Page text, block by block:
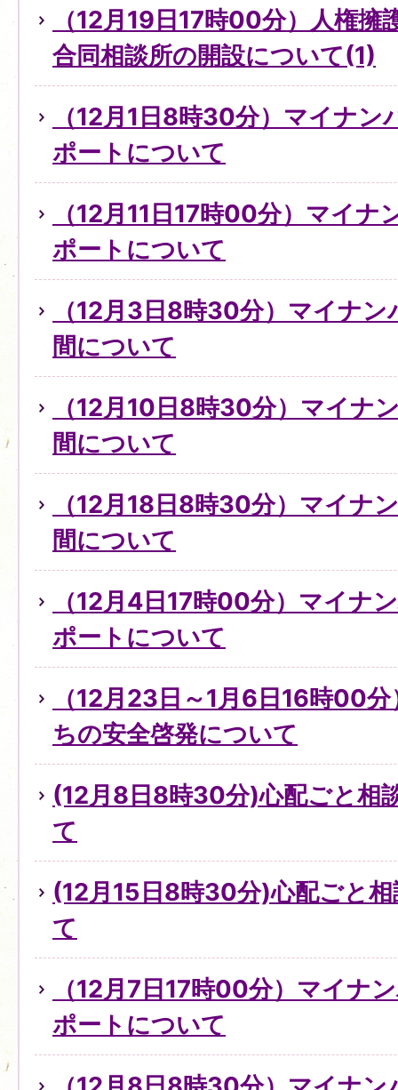
（12月19日17時00分）人権擁
合同相談所の開設について(1)
（12月1日8時30分）マイナン
ポートについて
（12月11日17時00分）マイ
ポートについて
（12月3日8時30分）マイナ
間について
（12月10日8時30分）マイナ
間について
（12月18日8時30分）マイナ
間について
（12月4日17時00分）マイナ
ポートについて
（12月23日～1月6日16時00
ちの安全啓発について
(12月8日8時30分)心配ごと相
て
(12月15日8時30分)心配ごと
て
（12月7日17時00分）マイナ
ポートについて